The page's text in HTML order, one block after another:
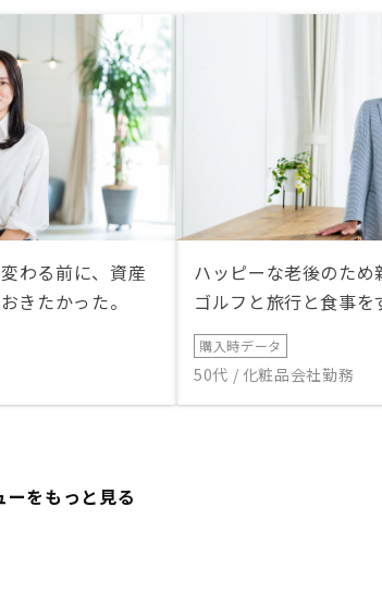
益額が手元に入るとご説明いただき
ました。しかし、当該シュミレーシ
ョンには不動産所得にかかる所得税
が考慮されておらず、実際には当該
シュミレーション通りの家賃や修繕
費がかかったとしても手元に入る利
益はシュミレーションから大きく下
がると契約後にご説明いただきまし
た。(契約後のご説明の際に所得税
はシュミレーションに含めてはなら
ない規定があると説明いただきまし
た)) なお、契約前に利益額が下がる
ことがわかっていても契約はしてい
たので影響はありません。
わる前に、資産
きたかった。
ハッピーな老後のため
ゴルフと旅行と食事を
購入時データ
50代 / 化粧品会社勤務
ーをもっと見る